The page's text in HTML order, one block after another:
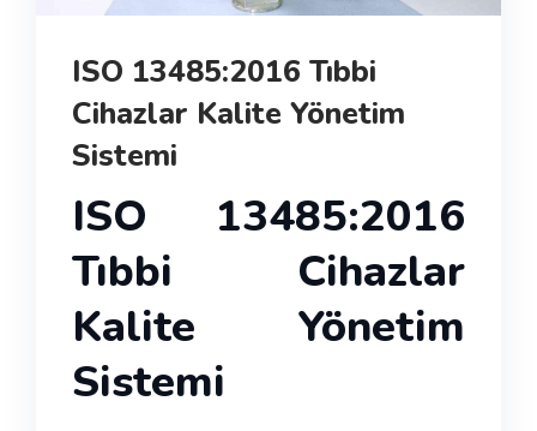
ISO 13485:2016 Tıbbi
Cihazlar Kalite Yönetim
Sistemi
ISO 13485:2016
Tıbbi Cihazlar
Kalite Yönetim
Sistemi